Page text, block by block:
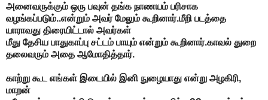
அனைவருக்கும் ஒரு பவுன் தங்க நாணயம் பரிசாக
வழங்கப்படும்..என்றும் அவர் மேலும் கூறினார்.மீறி படத்தை
யாராவது திரையிட்டால் அவர்கள்
மீது தேசிய பாதுகாப்பு சட்டம் பாயும் என்றும் கூறினார்.காவல் துறை
தலைவரும் அதை ஆமோதித்தார்.
காற்று கூட எங்கள் இடையில் இனி நுழையாது என்று அழகிரி,
மாறன்